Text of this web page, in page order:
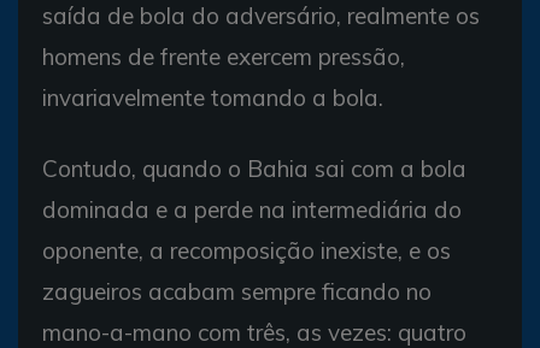
saída de bola do adversário, realmente os
homens de frente exercem pressão,
invariavelmente tomando a bola.
Contudo, quando o Bahia sai com a bola
dominada e a perde na intermediária do
oponente, a recomposição inexiste, e os
zagueiros acabam sempre ficando no
mano-a-mano com três, as vezes: quatro